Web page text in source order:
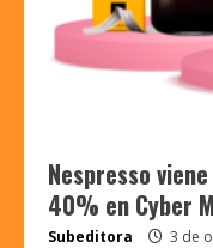
Nespresso
40% en Cyber
Subeditora 3 de